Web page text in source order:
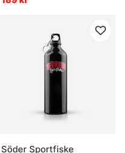
Söder Sportfiske